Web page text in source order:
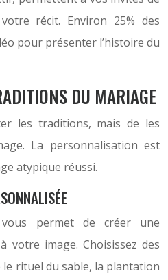
récit. Environ 25% des
pour présenter l’histoire du
DU MARIAGE
les traditions, mais de les
La personnalisation est
atypique réussi.
permet de créer une
votre image. Choisissez des
rituel du sable, la plantation